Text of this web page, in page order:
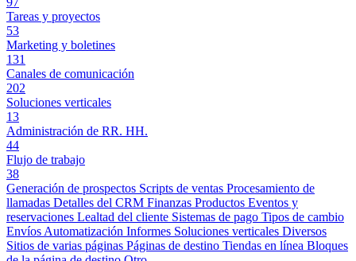
Tareas y proyectos
53
Marketing y boletines
131
Canales de comunicación
202
Soluciones verticales
13
Administración de RR. HH.
44
Flujo de trabajo
38
Generación de prospectos Scripts de ventas Procesamiento de
llamadas Detalles del CRM Finanzas Productos Eventos y
reservaciones Lealtad del cliente Sistemas de pago Tipos de cambio
Envíos Automatización Informes Soluciones verticales Diversos
Sitios de varias páginas Páginas de destino Tiendas en línea Bloques